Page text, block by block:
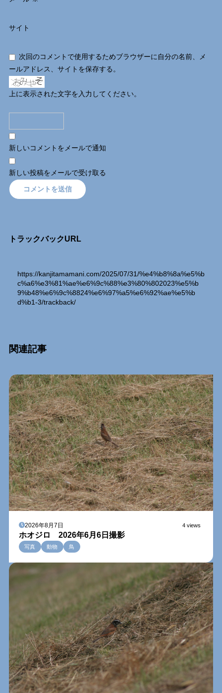
サイト
次回のコメントで使用するためブラウザーに自分の名前、メ
ールアドレス、サイトを保存する。
上に表示された文字を入力してください。
新しいコメントをメールで通知
新しい投稿をメールで受け取る
トラックバックURL
https://kanjitamamani.com/2025/07/31/%e4%b8%8a%e5%b
c%a6%e3%81%ae%e6%9c%88%e3%80%802023%e5%b
9%b48%e6%9c%8824%e6%97%a5%e6%92%ae%e5%b
d%b1-3/trackback/
関連記事Relation Entry
2026年8月7日 4 views
ホオジロ 2026年6月6日撮影
写真 動物 鳥